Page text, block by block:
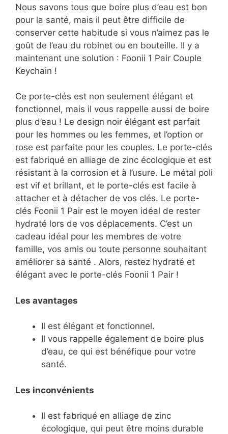
Nous savons tous que boire plus d’eau est bon
pour la santé, mais il peut être difficile de
conserver cette habitude si vous n’aimez pas le
goût de l’eau du robinet ou en bouteille. Il y a
maintenant une solution : Foonii 1 Pair Couple
Keychain !
Ce porte-clés est non seulement élégant et
fonctionnel, mais il vous rappelle aussi de boire
plus d’eau ! Le design noir élégant est parfait
pour les hommes ou les femmes, et l’option or
rose est parfaite pour les couples. Le porte-clés
est fabriqué en alliage de zinc écologique et est
résistant à la corrosion et à l’usure. Le métal poli
est vif et brillant, et le porte-clés est facile à
attacher et à détacher de vos clés. Le porte-
clés Foonii 1 Pair est le moyen idéal de rester
hydraté lors de vos déplacements. C’est un
cadeau idéal pour les membres de votre
famille, vos amis ou toute personne souhaitant
améliorer sa santé . Alors, restez hydraté et
élégant avec le porte-clés Foonii 1 Pair !
Les avantages
Il est élégant et fonctionnel.
Il vous rappelle également de boire plus
d’eau, ce qui est bénéfique pour votre
santé.
Les inconvénients
Il est fabriqué en alliage de zinc
écologique, qui peut être moins durable